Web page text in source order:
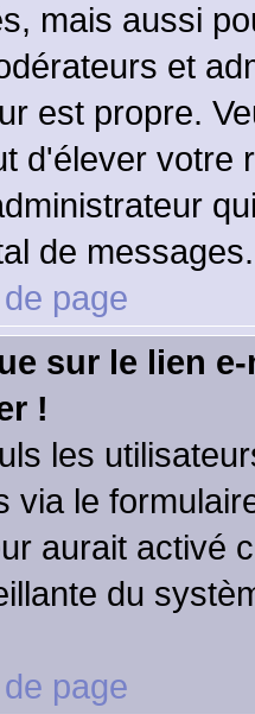
mais aussi
et
est propre.
d'élever votre
de messages.
page
sur le lien
!
les
via le
aurait activé
du
page